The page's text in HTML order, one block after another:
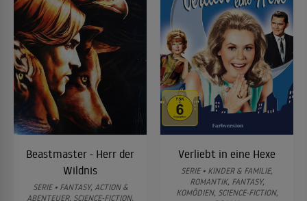
Beastmaster - Herr der
Wildnis
SERIE • FANTASY, ACTION &
ABENTEUER, SCIENCE-FICTION,
Verliebt in eine Hexe
SERIE • KINDER & FAMILIE,
ROMANTIK, FANTASY,
KOMÖDIEN, SCIENCE-FICTION,